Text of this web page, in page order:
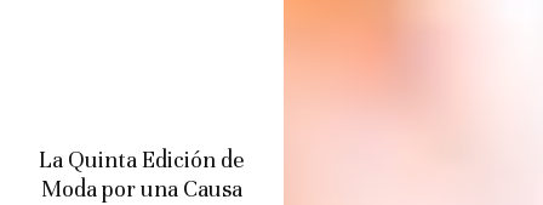
La Quinta Edición de
Moda por una Causa